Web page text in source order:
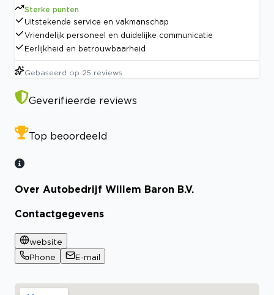
Sterke punten
Uitstekende service en vakmanschap
Vriendelijk personeel en duidelijke communicatie
Eerlijkheid en betrouwbaarheid
Gebaseerd op 25 reviews
Geverifieerde reviews
Top beoordeeld
Over Autobedrijf Willem Baron B.V.
Contactgegevens
website
Phone
E-mail